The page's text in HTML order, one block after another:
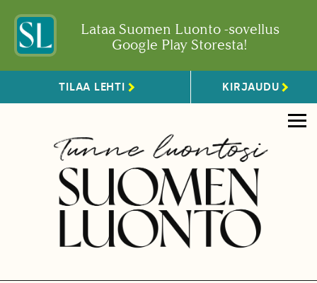
Lataa Suomen Luonto -sovellus
Google Play Storesta!
TILAA LEHTI KIRJAUDU